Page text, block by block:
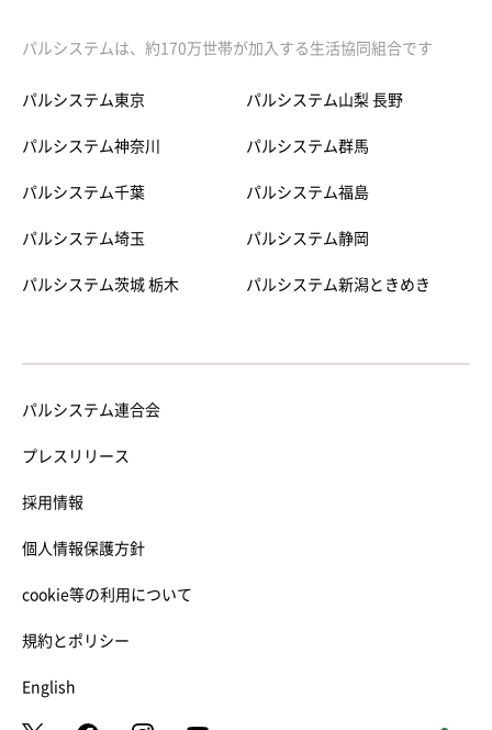
パルシステムは、約170万世帯が加入する生活協同組合です
パルシステム東京
パルシステム神奈川
パルシステム千葉
パルシステム埼玉
パルシステム茨城 栃木
パルシステム山梨 長野
パルシステム群馬
パルシステム福島
パルシステム静岡
パルシステム新潟ときめき
パルシステム連合会
プレスリリース
採用情報
個人情報保護方針
cookie等の利用について
規約とポリシー
English